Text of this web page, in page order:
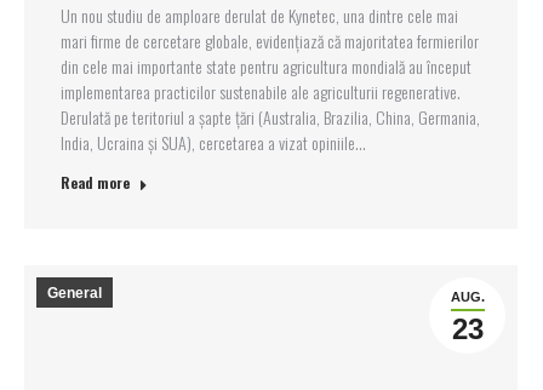
Un nou studiu de amploare derulat de Kynetec, una dintre cele mai
mari firme de cercetare globale, evidențiază că majoritatea fermierilor
din cele mai importante state pentru agricultura mondială au început
implementarea practicilor sustenabile ale agriculturii regenerative.
Derulată pe teritoriul a șapte țări (Australia, Brazilia, China, Germania,
India, Ucraina și SUA), cercetarea a vizat opiniile…
Read more
AUG.
23
General